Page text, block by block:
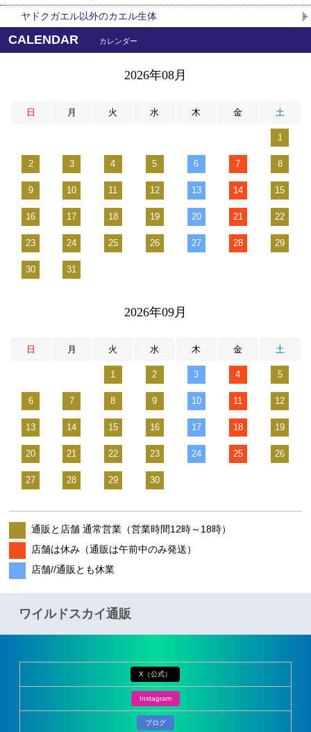
ヤドクガエル以外のカエル生体
CALENDAR カレンダー
2026年08月
日 月 火 水 木 金 土
1
2 3 4 5 6 7 8
9 10 11 12 13 14 15
16 17 18 19 20 21 22
23 24 25 26 27 28 29
30 31
2026年09月
日 月 火 水 木 金 土
1 2 3 4 5
6 7 8 9 10 11 12
13 14 15 16 17 18 19
20 21 22 23 24 25 26
27 28 29 30
通販と店舗 通常営業（営業時間12時～18時）
店舗は休み（通販は午前中のみ発送）
店舗//通販とも休業
ワイルドスカイ通販
X（公式）
Instagram
ブログ